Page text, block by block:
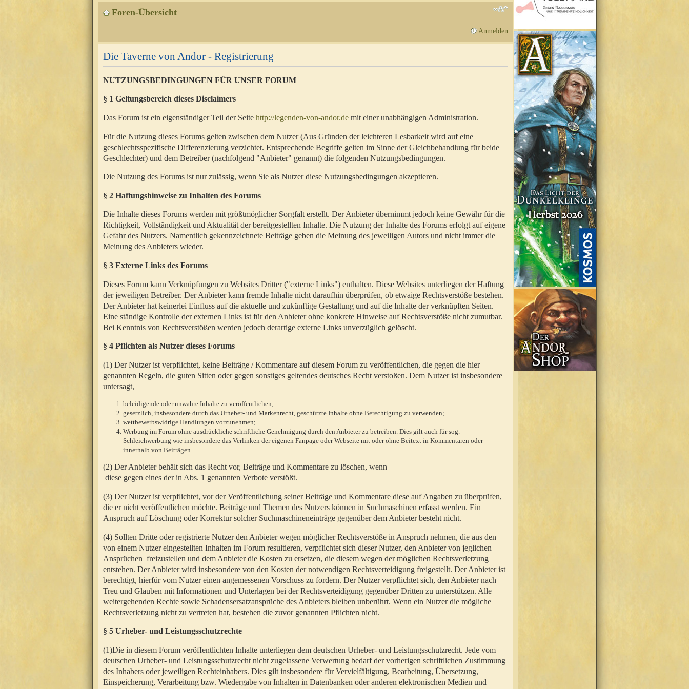
Foren-Übersicht
Anmelden
Die Taverne von Andor - Registrierung
NUTZUNGSBEDINGUNGEN FÜR UNSER FORUM
§ 1 Geltungsbereich dieses Disclaimers
Das Forum ist ein eigenständiger Teil der Seite http://legenden-von-andor.de mit einer unabhängigen Administration.
Für die Nutzung dieses Forums gelten zwischen dem Nutzer (Aus Gründen der leichteren Lesbarkeit wird auf eine
geschlechtsspezifische Differenzierung verzichtet. Entsprechende Begriffe gelten im Sinne der Gleichbehandlung für beide
Geschlechter) und dem Betreiber (nachfolgend "Anbieter" genannt) die folgenden Nutzungsbedingungen.
Die Nutzung des Forums ist nur zulässig, wenn Sie als Nutzer diese Nutzungsbedingungen akzeptieren.
§ 2 Haftungshinweise zu Inhalten des Forums
Die Inhalte dieses Forums werden mit größtmöglicher Sorgfalt erstellt. Der Anbieter übernimmt jedoch keine Gewähr für die
Richtigkeit, Vollständigkeit und Aktualität der bereitgestellten Inhalte. Die Nutzung der Inhalte des Forums erfolgt auf eigene
Gefahr des Nutzers. Namentlich gekennzeichnete Beiträge geben die Meinung des jeweiligen Autors und nicht immer die
Meinung des Anbieters wieder.
§ 3 Externe Links des Forums
Dieses Forum kann Verknüpfungen zu Websites Dritter ("externe Links") enthalten. Diese Websites unterliegen der Haftung
der jeweiligen Betreiber. Der Anbieter kann fremde Inhalte nicht daraufhin überprüfen, ob etwaige Rechtsverstöße bestehen.
Der Anbieter hat keinerlei Einfluss auf die aktuelle und zukünftige Gestaltung und auf die Inhalte der verknüpften Seiten.
Eine ständige Kontrolle der externen Links ist für den Anbieter ohne konkrete Hinweise auf Rechtsverstöße nicht zumutbar.
Bei Kenntnis von Rechtsverstößen werden jedoch derartige externe Links unverzüglich gelöscht.
§ 4 Pflichten als Nutzer dieses Forums
(1) Der Nutzer ist verpflichtet, keine Beiträge / Kommentare auf diesem Forum zu veröffentlichen, die gegen die hier
genannten Regeln, die guten Sitten oder gegen sonstiges geltendes deutsches Recht verstoßen. Dem Nutzer ist insbesondere
untersagt,
beleidigende oder unwahre Inhalte zu veröffentlichen;
gesetzlich, insbesondere durch das Urheber- und Markenrecht, geschützte Inhalte ohne Berechtigung zu verwenden;
wettbewerbswidrige Handlungen vorzunehmen;
Werbung im Forum ohne ausdrückliche schriftliche Genehmigung durch den Anbieter zu betreiben. Dies gilt auch für sog.
Schleichwerbung wie insbesondere das Verlinken der eigenen Fanpage oder Webseite mit oder ohne Beitext in Kommentaren oder
innerhalb von Beiträgen.
(2) Der Anbieter behält sich das Recht vor, Beiträge und Kommentare zu löschen, wenn
diese gegen eines der in Abs. 1 genannten Verbote verstößt.
(3) Der Nutzer ist verpflichtet, vor der Veröffentlichung seiner Beiträge und Kommentare diese auf Angaben zu überprüfen,
die er nicht veröffentlichen möchte. Beiträge und Themen des Nutzers können in Suchmaschinen erfasst werden. Ein
Anspruch auf Löschung oder Korrektur solcher Suchmaschineneinträge gegenüber dem Anbieter besteht nicht.
(4) Sollten Dritte oder registrierte Nutzer den Anbieter wegen möglicher Rechtsverstöße in Anspruch nehmen, die aus den
von einem Nutzer eingestellten Inhalten im Forum resultieren, verpflichtet sich dieser Nutzer, den Anbieter von jeglichen
Ansprüchen freizustellen und dem Anbieter die Kosten zu ersetzen, die diesem wegen der möglichen Rechtsverletzung
entstehen. Der Anbieter wird insbesondere von den Kosten der notwendigen Rechtsverteidigung freigestellt. Der Anbieter ist
berechtigt, hierfür vom Nutzer einen angemessenen Vorschuss zu fordern. Der Nutzer verpflichtet sich, den Anbieter nach
Treu und Glauben mit Informationen und Unterlagen bei der Rechtsverteidigung gegenüber Dritten zu unterstützen. Alle
weitergehenden Rechte sowie Schadensersatzansprüche des Anbieters bleiben unberührt. Wenn ein Nutzer die mögliche
Rechtsverletzung nicht zu vertreten hat, bestehen die zuvor genannten Pflichten nicht.
§ 5 Urheber- und Leistungsschutzrechte
(1)Die in diesem Forum veröffentlichten Inhalte unterliegen dem deutschen Urheber- und Leistungsschutzrecht. Jede vom
deutschen Urheber- und Leistungsschutzrecht nicht zugelassene Verwertung bedarf der vorherigen schriftlichen Zustimmung
des Inhabers oder jeweiligen Rechteinhabers. Dies gilt insbesondere für Vervielfältigung, Bearbeitung, Übersetzung,
Einspeicherung, Verarbeitung bzw. Wiedergabe von Inhalten in Datenbanken oder anderen elektronischen Medien und